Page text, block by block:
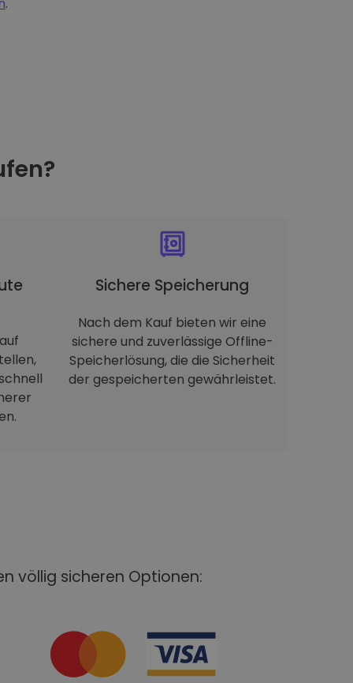
Sichere Speicherung
Nach dem Kauf bieten wir eine
sichere und zuverlässige Offline-
Speicherlösung, die die Sicherheit
der gespeicherten gewährleistet.
völlig sicheren Optionen: